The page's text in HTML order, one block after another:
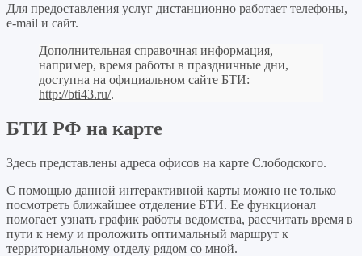
Для предоставления услуг дистанционно работает телефоны,
e-mail и сайт.
Дополнительная справочная информация,
например, время работы в праздничные дни,
доступна на официальном сайте БТИ:
http://bti43.ru/.
БТИ РФ на карте
Здесь представлены адреса офисов на карте Слободского.
С помощью данной интерактивной карты можно не только
посмотреть ближайшее отделение БТИ. Ее функционал
помогает узнать график работы ведомства, рассчитать время в
пути к нему и проложить оптимальный маршрут к
территориальному отделу рядом со мной.